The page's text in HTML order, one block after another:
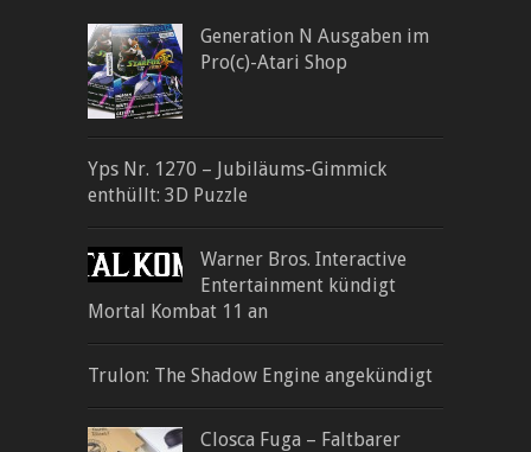
Generation N Ausgaben im
Pro(c)-Atari Shop
Yps Nr. 1270 – Jubiläums-Gimmick
enthüllt: 3D Puzzle
Warner Bros. Interactive
Entertainment kündigt
Mortal Kombat 11 an
Trulon: The Shadow Engine angekündigt
Closca Fuga – Faltbarer